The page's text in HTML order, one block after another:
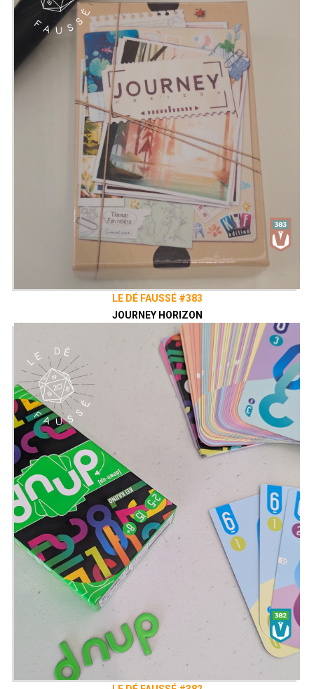
LE DÉ FAUSSÉ #383
JOURNEY HORIZON